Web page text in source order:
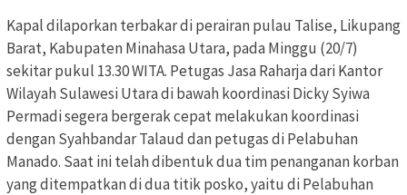
Kapal dilaporkan terbakar di perairan pulau Talise, Likupang
Barat, Kabupaten Minahasa Utara, pada Minggu (20/7)
sekitar pukul 13.30 WITA. Petugas Jasa Raharja dari Kantor
Wilayah Sulawesi Utara di bawah koordinasi Dicky Syiwa
Permadi segera bergerak cepat melakukan koordinasi
dengan Syahbandar Talaud dan petugas di Pelabuhan
Manado. Saat ini telah dibentuk dua tim penanganan korban
yang ditempatkan di dua titik posko, yaitu di Pelabuhan